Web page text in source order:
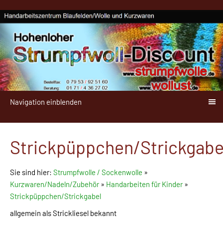
Navigation einblenden
Strickpüppchen/
Sie sind hier: Strumpfwolle / Sockenwolle »
Kurzwaren/Nadeln/Zubehör» Handarbeiten für Kinder»
Strickpüppchen/Strickgabel
allgemein als Strickliesel bekannt